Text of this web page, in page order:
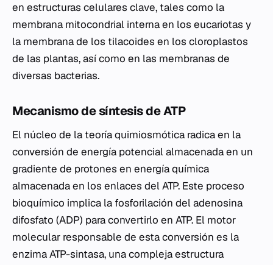
en estructuras celulares clave, tales como la
membrana mitocondrial interna en los eucariotas y
la membrana de los tilacoides en los cloroplastos
de las plantas, así como en las membranas de
diversas bacterias.
Mecanismo de síntesis de ATP
El núcleo de la teoría quimiosmótica radica en la
conversión de energía potencial almacenada en un
gradiente de protones en energía química
almacenada en los enlaces del ATP. Este proceso
bioquímico implica la fosforilación del adenosina
difosfato (ADP) para convertirlo en ATP. El motor
molecular responsable de esta conversión es la
enzima ATP-sintasa, una compleja estructura